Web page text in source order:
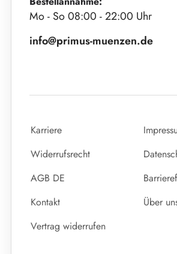
Mo - So 08:00 - 22:00 Uhr
info@primus-muenzen.de
Karriere
Widerrufsrecht
AGB DE
Kontakt
Über
Vertrag widerrufen